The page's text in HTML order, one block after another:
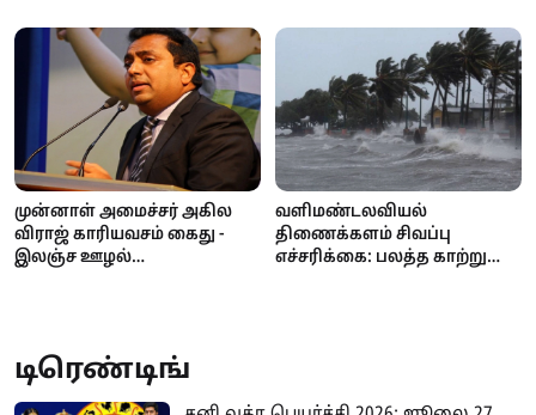
முன்னாள் அமைச்சர் அகில
விராஜ் காரியவசம் கைது -
இலஞ்ச ஊழல்
வளிமண்டலவியல்
திணைக்களம் சிவப்பு
எச்சரிக்கை: பலத்த காற்று
டிரெண்டிங்